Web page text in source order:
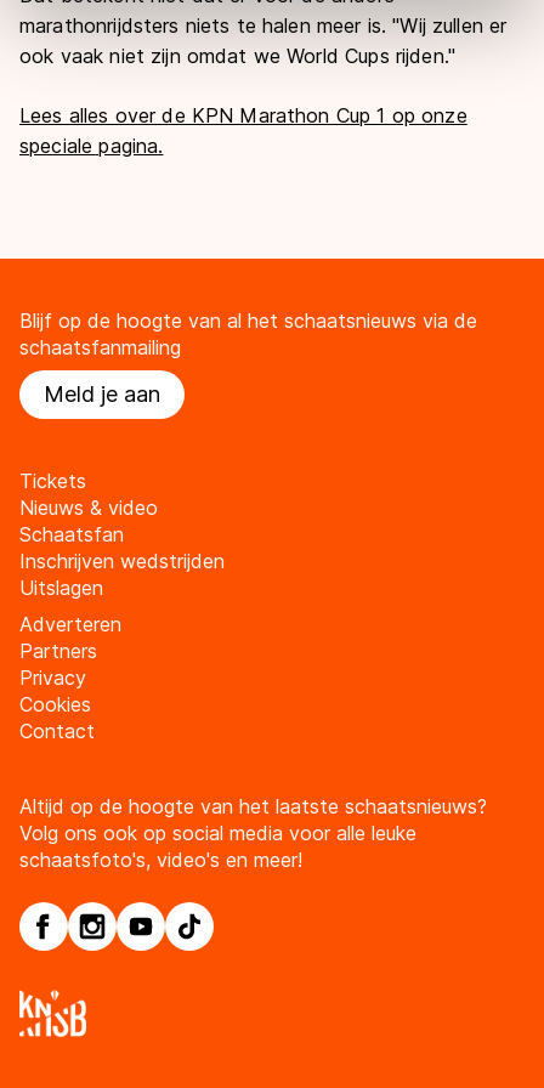
Door op ‘Toestaan’ te klikken, stemt u in met deze
overdracht. Meer informatie vindt u in ons
cookiebeleid
marathonrijdsters niets te halen meer is. "Wij zullen er
ook vaak niet zijn omdat we World Cups rijden."
Lees alles over de KPN Marathon Cup 1 op onze
speciale pagina.
Blijf op de hoogte van al het schaatsnieuws via de
schaatsfanmailing
Meld je aan
Tickets
Nieuws & video
Schaatsfan
Inschrijven wedstrijden
Uitslagen
Adverteren
Partners
Privacy
Cookies
Contact
Altijd op de hoogte van het laatste schaatsnieuws?
Volg ons ook op social media voor alle leuke
schaatsfoto's, video's en meer!